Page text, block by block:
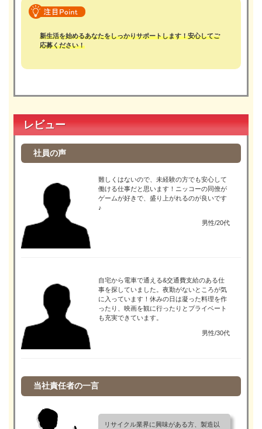
新生活を始めるあなたをしっかりサポートします！安心してご
応募ください！
レビュー
社員の声
難しくはないので、未経験の方でも安心して
働ける仕事だと思います！ニッコーの同僚が
ゲームが好きで、盛り上がれるのが良いです
♪
男性/20代
自宅から電車で通える&交通費支給のある仕
事を探していました。夜勤がないところが気
に入っています！休みの日は凝った料理を作
ったり、映画を観に行ったりとプライベート
も充実できています。
男性/30代
当社責任者の一言
リサイクル業界に興味がある方、製造以